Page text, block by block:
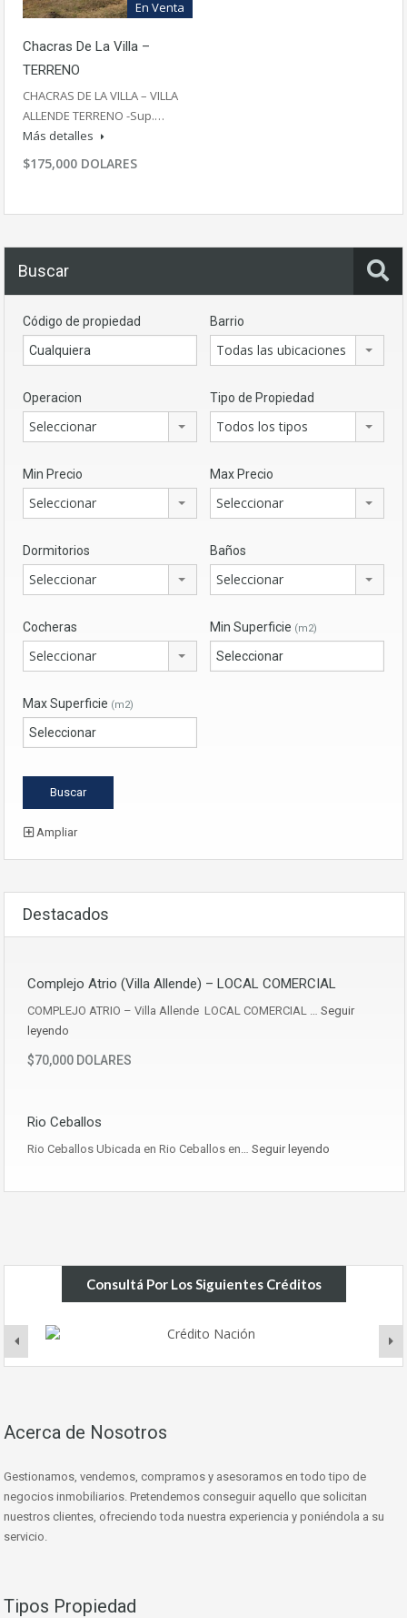
En Venta
Chacras De La Villa –
TERRENO
CHACRAS DE LA VILLA – VILLA
ALLENDE TERRENO -Sup.…
Más detalles
$175,000 DOLARES
Buscar
Código de propiedad Barrio
Todas las ubicaciones
Operacion
Seleccionar
Tipo de Propiedad
Todos los tipos
Min Precio
Seleccionar
Max Precio
Seleccionar
Dormitorios
Seleccionar
Baños
Seleccionar
Cocheras
Seleccionar
Min Superficie (m2)
Max Superficie (m2)
Ampliar
Destacados
Complejo Atrio (Villa Allende) – LOCAL COMERCIAL
COMPLEJO ATRIO – Villa Allende LOCAL COMERCIAL … Seguir
leyendo
$70,000 DOLARES
Rio Ceballos
Rio Ceballos Ubicada en Rio Ceballos en… Seguir leyendo
Consultá Por Los Siguientes Créditos
Acerca de Nosotros
Gestionamos, vendemos, compramos y asesoramos en todo tipo de
negocios inmobiliarios. Pretendemos conseguir aquello que solicitan
nuestros clientes, ofreciendo toda nuestra experiencia y poniéndola a su
servicio.
Tipos Propiedad